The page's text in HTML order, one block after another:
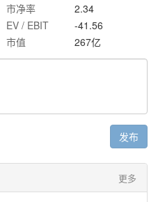
市净率
2.34
EV / EBIT
-41.56
市值 267亿
发布
更多